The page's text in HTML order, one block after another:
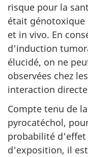
risque pour la
était génotoxique
et in vivo. En
d'induction
élucidé, on ne
observées chez
interaction
Compte tenu de
pyrocatéchol,
probabilité
d'exposition, il